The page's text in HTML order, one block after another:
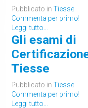
Pubblicato in Tiesse
Commenta per primo!
Leggi tutto...
Gli esami di
Tiesse
Pubblicato in Tiesse
Commenta per primo!
Leggi tutto...